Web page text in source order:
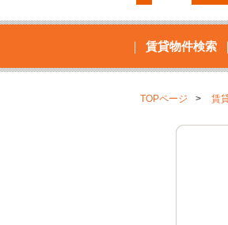
賃貸物件検索
TOPページ 賃